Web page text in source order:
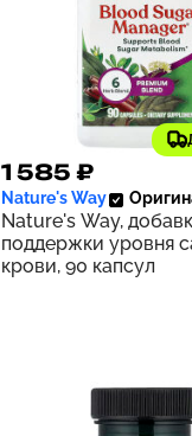
1 585 ₽
Nature's Way
Nature's Way,
поддержки уровня
крови, 90 капсул